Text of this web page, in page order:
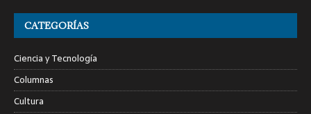
CATEGORÍAS
Ciencia y Tecnología
Columnas
Cultura